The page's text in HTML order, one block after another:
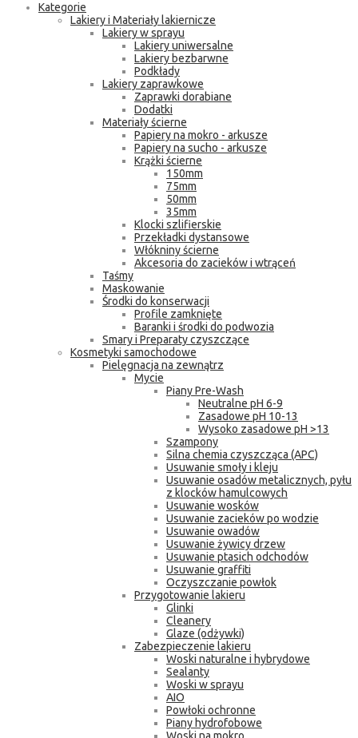
Kategorie
Lakiery i Materiały lakiernicze
Lakiery w sprayu
Lakiery uniwersalne
Lakiery bezbarwne
Podkłady
Lakiery zaprawkowe
Zaprawki dorabiane
Dodatki
Materiały ścierne
Papiery na mokro - arkusze
Papiery na sucho - arkusze
Krążki ścierne
150mm
75mm
50mm
35mm
Klocki szlifierskie
Przekładki dystansowe
Włókniny ścierne
Akcesoria do zacieków i wtrąceń
Taśmy
Maskowanie
Środki do konserwacji
Profile zamknięte
Baranki i środki do podwozia
Smary i Preparaty czyszczące
Kosmetyki samochodowe
Pielęgnacja na zewnątrz
Mycie
Piany Pre-Wash
Neutralne pH 6-9
Zasadowe pH 10-13
Wysoko zasadowe pH >13
Szampony
Silna chemia czyszcząca (APC)
Usuwanie smoły i kleju
Usuwanie osadów metalicznych, pyłu
z klocków hamulcowych
Usuwanie wosków
Usuwanie zacieków po wodzie
Usuwanie owadów
Usuwanie żywicy drzew
Usuwanie ptasich odchodów
Usuwanie graffiti
Oczyszczanie powłok
Przygotowanie lakieru
Glinki
Cleanery
Glaze (odżywki)
Zabezpieczenie lakieru
Woski naturalne i hybrydowe
Sealanty
Woski w sprayu
AIO
Powłoki ochronne
Piany hydrofobowe